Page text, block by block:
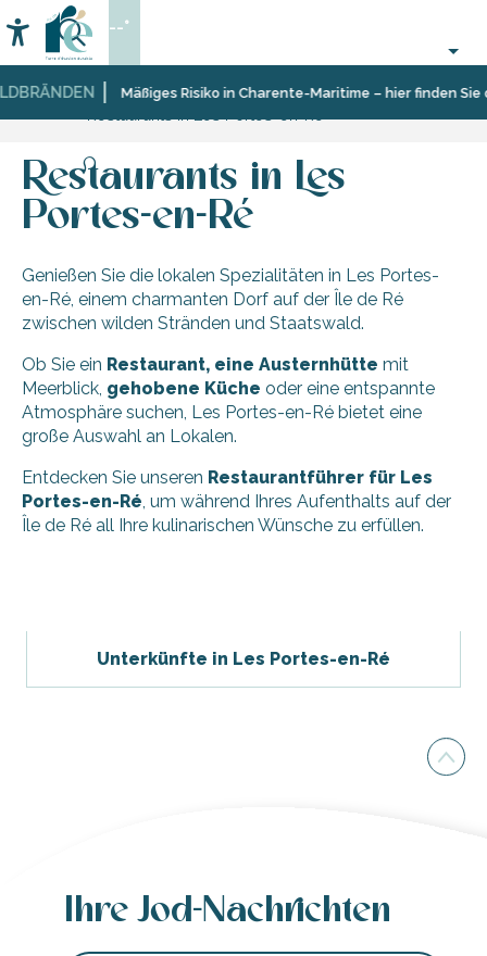
au
contenu
principal
Mäßiges Risiko in Charente-Maritime – hier finden Sie
Accessibilité
Suche
--°
Startseite Entdecken
Zehn
facettenreiche
Landschaften
Les
Restaurants in Les
Portes-en-Ré
Genießen Sie die lokalen Spezialitäten in Les Portes-
en-Ré, einem charmanten Dorf auf der Île de Ré
zwischen wilden Stränden und Staatswald.
Ob Sie ein Restaurant, eine Austernhütte mit
Meerblick, gehobene Küche oder eine entspannte
Atmosphäre suchen, Les Portes-en-Ré bietet eine
große Auswahl an Lokalen.
Entdecken Sie unseren Restaurantführer für Les
Portes-en-Ré, um während Ihres Aufenthalts auf der
Île de Ré all Ihre kulinarischen Wünsche zu erfüllen.
Unterkünfte in Les Portes-en-Ré
Ihre Jod-Nachrichten